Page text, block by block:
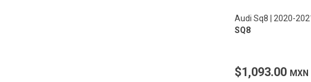
Audi Sq8
2020-
SQ8
$1,093.00 MXN